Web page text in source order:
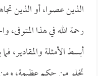
الذين عصوا، أو الذين
رحمة الله في هذا
أبسط الأمثلة والمقادير،